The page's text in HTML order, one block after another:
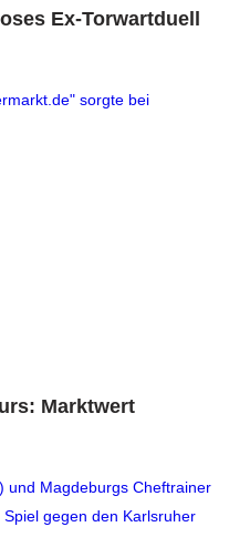
Ex-Torwartduell
Marktwert